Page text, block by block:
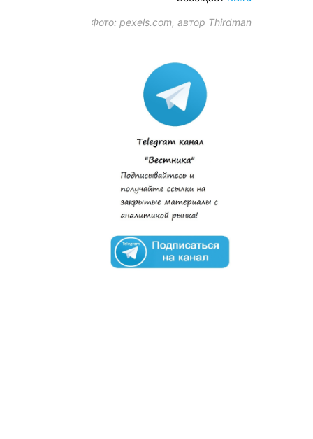
Фото: pexels.com, автор Thirdman